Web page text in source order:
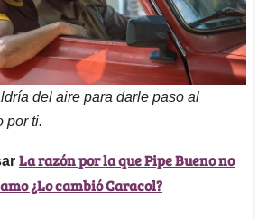
del aire para darle paso al
por ti.
La razón por la que Pipe Bueno no
¿Lo cambió Caracol?